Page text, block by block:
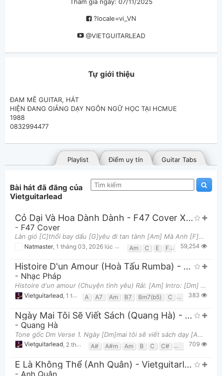
?locale=vi_VN
@VIETGUITARLEAD
Tự giới thiệu
ĐAM MÊ GUITAR, HÁT
HIỆN ĐANG GIẢNG DẠY NGÔN NGỮ HỌC TẠI HCMUE
1988
0832994477
Guitar Tabs
Điểm uy tín
Playlist
Bài hát yêu thích
Bài hát đã đăng
Thông tin chung
Bài hát đã đăng của
Vietguitarlead
Cỏ Dại Và Hoa Dành Dành - F47 Cover X Đặng Thanh Tuyền
- F47 Cover
Làn gió [C]thổi bay dấu [G]yêu đi tan tành [Am] Mà Anh [F]không thể quen [G]vắng bóng hình em [C]
Natmaster 1 tháng 03, 2026 lúc 01:01pm Am C E F 59,254
Histoire D'un Amour (hoà Tấu Rumba) - Vietguitarlead
- Nhạc Pháp
Histoire d'un amour (Chuyện tình yêu) Rải: [Am] Intro: [Dm] [G] [C] [F] [Bm7(b5)] [E7] [Am] [A7]
Vietguitarlead 1 tháng 03, 2026 lúc 10:53am A A7 Am B7 Bm7(b5) C D Dm E
383
Ngày Mai Tôi Sẽ Viết Sách (Quang Hà) - Vietguitarlead
- Quang Hà
Tone gốc Dm Verse 1. Ngày [Dm]mai tôi sẽ viết sách dạy [Am]cách để quên một người Làm [A#]sao khôn
Vietguitarlead 2 tháng 01, 2026 lúc 02:47pm A# A#m Am B C C# D#m Dm
709
E Là Không Thể (Anh Quân) - Vietguitarlead